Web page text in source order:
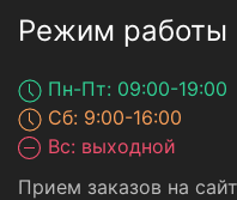
Режим работы
Пн-Пт: 09:00-19:00
Сб: 9:00-16:00
Вс: выходной
Прием заказов на